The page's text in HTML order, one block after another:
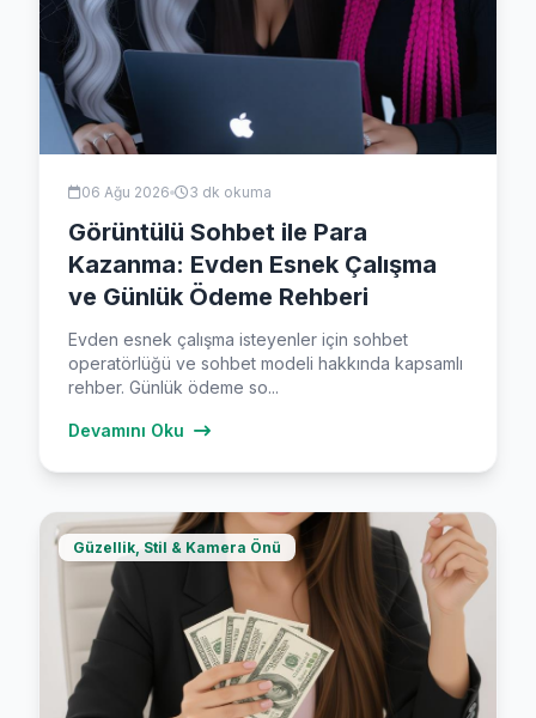
06 Ağu 2026 3 dk okuma
Görüntülü Sohbet ile Para
Kazanma: Evden Esnek Çalışma
ve Günlük Ödeme Rehberi
Evden esnek çalışma isteyenler için sohbet
operatörlüğü ve sohbet modeli hakkında kapsamlı
rehber. Günlük ödeme so...
Devamını Oku
Güzellik, Stil & Kamera Önü